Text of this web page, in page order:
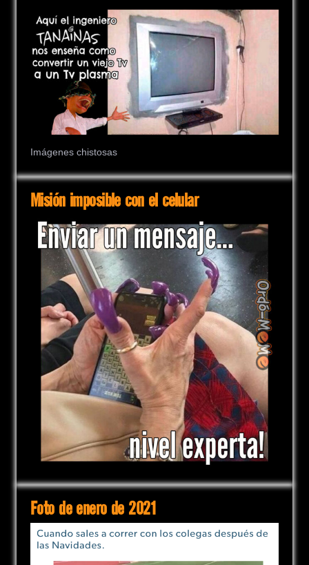
Imágenes chistosas
Misión imposible con el celular
Foto de enero de 2021